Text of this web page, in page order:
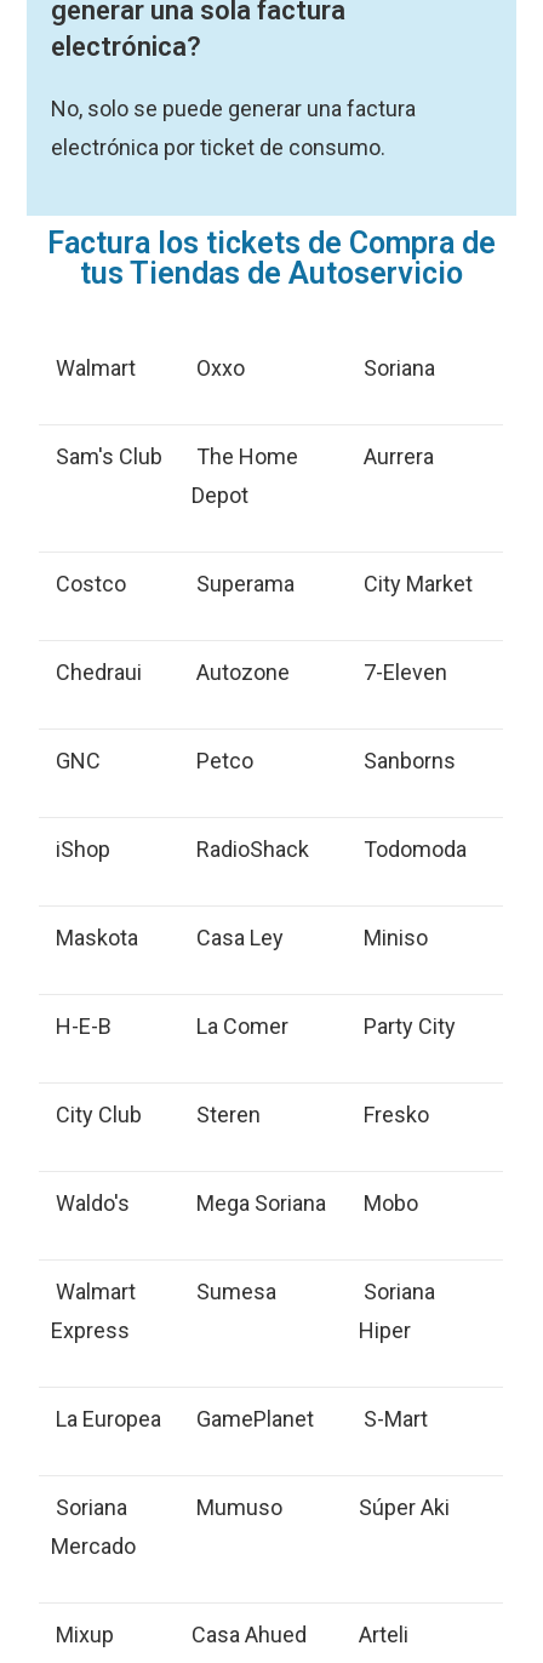
generar una sola factura
electrónica?
No, solo se puede generar una factura
electrónica por ticket de consumo.
Factura los tickets de Compra de
tus Tiendas de Autoservicio
Walmart Oxxo Soriana
Sam's Club
The Home
Depot
Aurrera
Costco Superama City Market
Chedraui Autozone 7-Eleven
GNC Petco Sanborns
iShop RadioShack Todomoda
Maskota Casa Ley Miniso
H-E-B La Comer Party City
City Club Steren Fresko
Waldo's Mega Soriana Mobo
Walmart
Express
Sumesa
Soriana
Hiper
La Europea GamePlanet S-Mart
Soriana
Mercado
Mumuso Súper Aki
Mixup Casa Ahued Arteli